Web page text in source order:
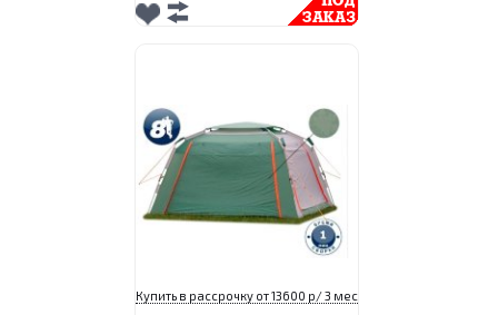
Купить в рассрочку от 13600 р/ 3 мес